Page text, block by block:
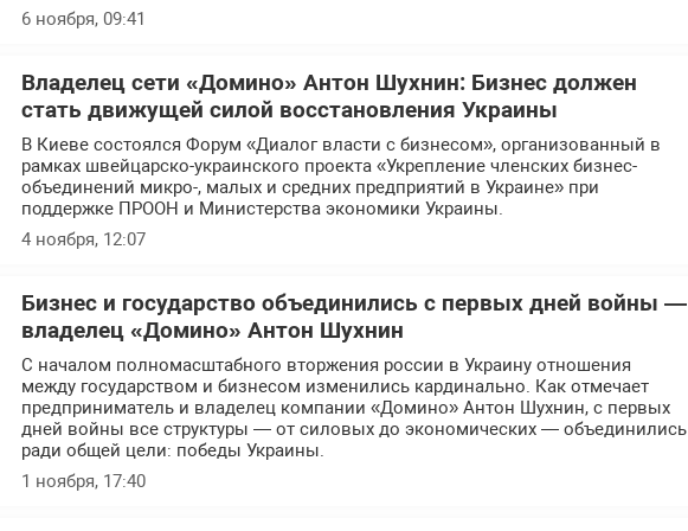
6 ноября, 09:41
Владелец сети «Домино» Антон Шухнин: Бизнес должен
стать движущей силой восстановления Украины
В Киеве состоялся Форум «Диалог власти с бизнесом», организованный в
рамках швейцарско-украинского проекта «Укрепление членских бизнес-
объединений микро-, малых и средних предприятий в Украине» при
поддержке ПРООН и Министерства экономики Украины.
4 ноября, 12:07
Бизнес и государство объединились с первых дней войны —
владелец «Домино» Антон Шухнин
С началом полномасштабного вторжения россии в Украину отношения
между государством и бизнесом изменились кардинально. Как отмечает
предприниматель и владелец компании «Домино» Антон Шухнин, с первых
дней войны все структуры — от силовых до экономических — объединились
ради общей цели: победы Украины.
1 ноября, 17:40